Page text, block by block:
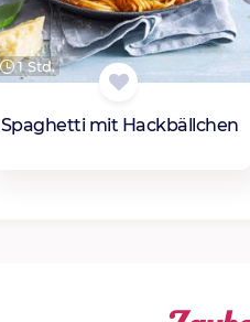
1 Std.
Spaghetti mit Hackbällchen